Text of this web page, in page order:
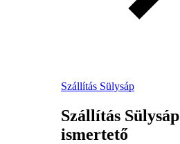
Szállítás Sülysáp
Szállítás Sülysáp
ismertető